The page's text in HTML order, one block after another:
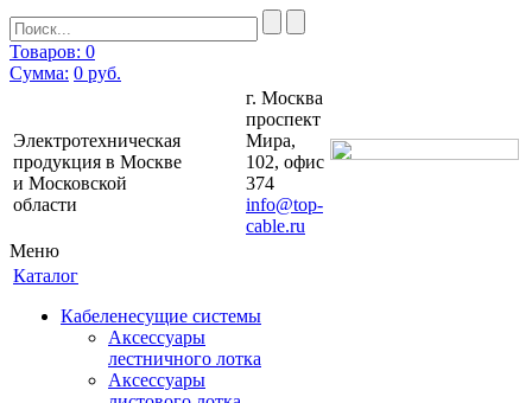
Товаров: 0
Сумма: 0 руб.
Электротехническая
продукция в Москве
и Московской
области
г. Москва
проспект
Мира,
102, офис
374
info@top-
cable.ru
Меню
Каталог
Кабеленесущие системы
Аксессуары
лестничного лотка
Аксессуары